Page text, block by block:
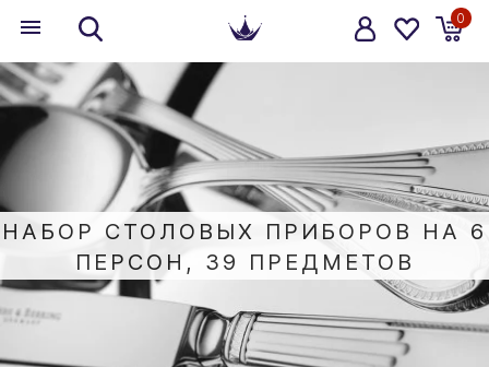
0
НАБОР СТОЛОВЫХ ПРИБОРОВ НА 6
ПЕРСОН, 39 ПРЕДМЕТОВ